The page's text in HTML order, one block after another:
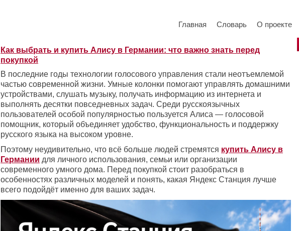
Главная Словарь О проекте
Как выбрать и купить Алису в Германии: что важно знать перед
покупкой
В последние годы технологии голосового управления стали неотъемлемой
частью современной жизни. Умные колонки помогают управлять домашними
устройствами, слушать музыку, получать информацию из интернета и
выполнять десятки повседневных задач. Среди русскоязычных
пользователей особой популярностью пользуется Алиса — голосовой
помощник, который объединяет удобство, функциональность и поддержку
русского языка на высоком уровне.
Поэтому неудивительно, что всё больше людей стремятся купить Алису в
Германии для личного использования, семьи или организации
современного умного дома. Перед покупкой стоит разобраться в
особенностях различных моделей и понять, какая Яндекс Станция лучше
всего подойдёт именно для ваших задач.